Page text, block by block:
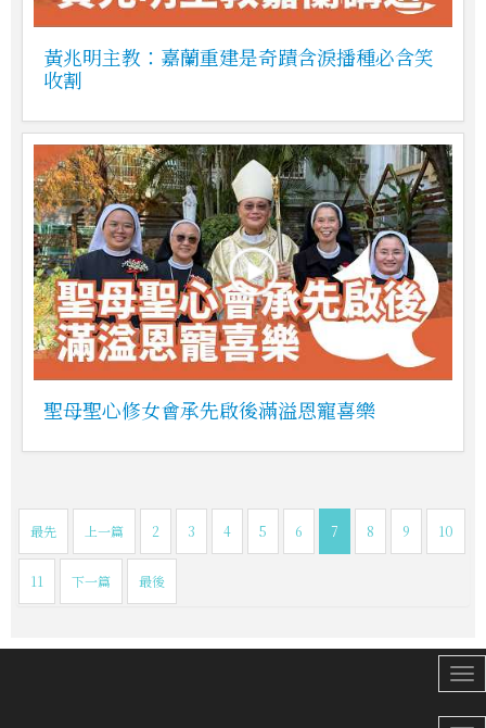
黃兆明主教：嘉蘭重建是奇蹟含淚播種必含笑
收割
聖母聖心修女會承先啟後滿溢恩寵喜樂
最先 上一篇 2 3 4 5 6 7 8 9 10
11 下一篇 最後